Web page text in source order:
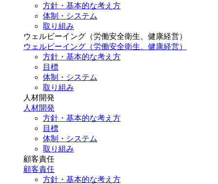
方針・基本的な考え方
体制・システム
取り組み
ウェルビーイング（労働安全衛生、健康経営）
ウェルビーイング（労働安全衛生、健康経営）
方針・基本的な考え方
目標
体制・システム
取り組み
人材開発
人材開発
方針・基本的な考え方
目標
体制・システム
取り組み
顧客責任
顧客責任
方針・基本的な考え方